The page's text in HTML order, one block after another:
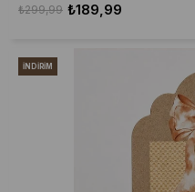
₺189,99
₺299,99
İNDIRIM